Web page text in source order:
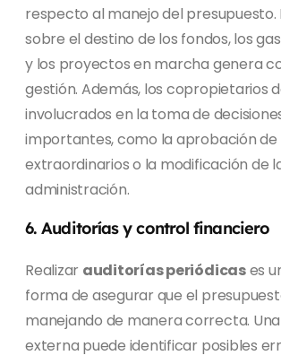
respecto al manejo del
sobre el destino de los fondos, los
y los proyectos en marcha genera
gestión. Además, los copropietarios
involucrados en la toma de
importantes, como la aprobación de
extraordinarios o la modificación de
administración.
6. Auditorías y control financiero
Realizar auditorías periódicases
forma de asegurar que el
manejando de manera correcta.
externa puede identificar posibles